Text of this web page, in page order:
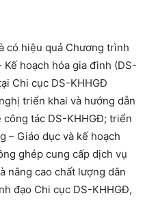
có hiệu quả Chương trình
hoạch hóa gia đình (DS-
Chi cục DS-KHHGĐ
triển khai và hướng dẫn
tác DS-KHHGĐ; triển
– Giáo dục và kế hoạch
ghép cung cấp dịch vụ
nâng cao chất lượng dân
đạo Chi cục DS-KHHGĐ,